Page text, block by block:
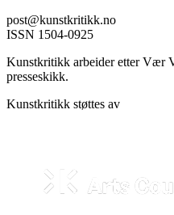
post@kunstkritikk.no
ISSN 1504-0925
Kunstkritikk arbeider etter Vær
presseskikk.
Kunstkritikk støttes av